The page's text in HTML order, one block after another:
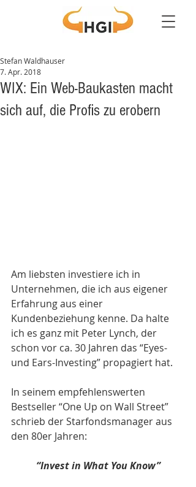
WIX: Ein Web-Baukasten macht
sich auf, die Profis zu erobern
Stefan Waldhauser
7. Apr. 2018
Am liebsten investiere ich in
Unternehmen, die ich aus eigener
Erfahrung aus einer
Kundenbeziehung kenne. Da halte
ich es ganz mit Peter Lynch, der
schon vor ca. 30 Jahren das “Eyes-
und Ears-Investing” propagiert hat.
In seinem empfehlenswerten
Bestseller “One Up on Wall Street”
schrieb der Starfondsmanager aus
den 80er Jahren:
“Invest in What You Know”